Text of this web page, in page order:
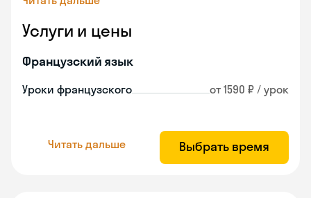
Услуги и цены
Французский язык
Уроки французского от 1590 ₽ / урок
Читать дальше Выбрать время